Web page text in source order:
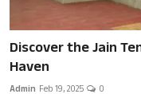
Discover the Jain
Haven
Admin Feb 19, 2025 0